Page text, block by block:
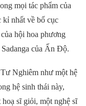
mọi tác phẩm của
kỉ nhất về bố cục
hội hoa phương
của Ấn Độ.
Nghiêm như một hệ
hệ sinh thái này,
sĩ giỏi, một nghệ sĩ